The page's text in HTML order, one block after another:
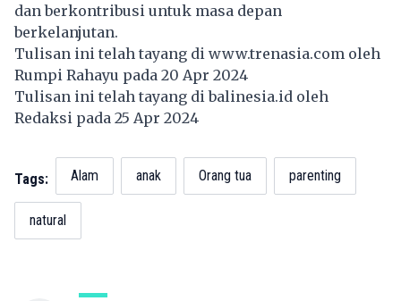
dan berkontribusi untuk masa depan
berkelanjutan.
Tulisan ini telah tayang di www.trenasia.com oleh
Rumpi Rahayu pada 20 Apr 2024
Tulisan ini telah tayang dibalinesia.id oleh
Redaksi pada 25 Apr 2024
Tags: Alam anak Orang tua parenting
natural